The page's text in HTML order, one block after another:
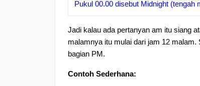
Pukul 00.00 disebut Midnight (tengah
Jadi kalau ada pertanyan am itu siang
malamnya itu mulai dari jam 12
bagian PM.
Contoh Sederhana: